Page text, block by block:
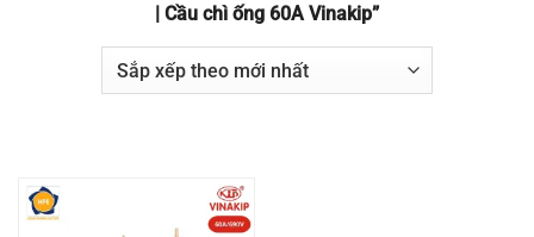
| Cầu chì ống 60A Vinakip”